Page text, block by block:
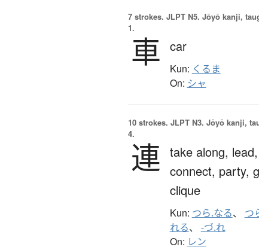
7 strokes. JLPT N5. Jōyō kanji,
1.
車 car
Kun: くるま
On: シャ
10 strokes. JLPT N3. Jōyō kanji,
4.
連 take along, lead,
connect, party,
clique
Kun: つら.なる、 つ
れる、 -づ.れ
On: レン